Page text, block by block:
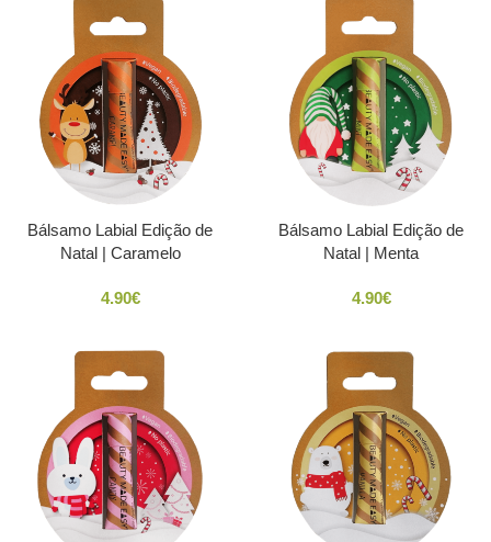
Bálsamo Labial Edição de
Natal | Caramelo
4.90€
Bálsamo Labial Edição de
Natal | Menta
4.90€